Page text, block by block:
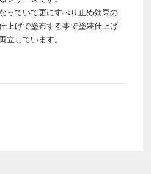
っていて更にすべり止め効果の
上げで塗布する事で塗装仕上げ
立しています。